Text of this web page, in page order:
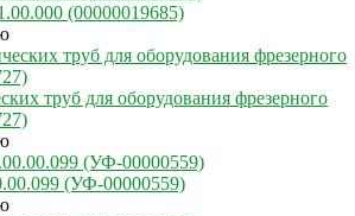
(00000019685)
труб для оборудования фрезерного
(УФ-00000559)